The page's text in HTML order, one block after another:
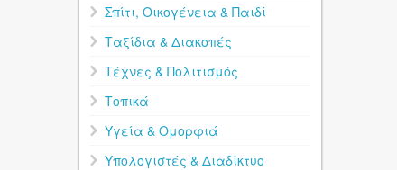
Σπίτι, Οικογένεια & Παιδί
Ταξίδια & Διακοπές
Τέχνες & Πολιτισμός
Τοπικά
Υγεία & Ομορφιά
Υπολογιστές & Διαδίκτυο